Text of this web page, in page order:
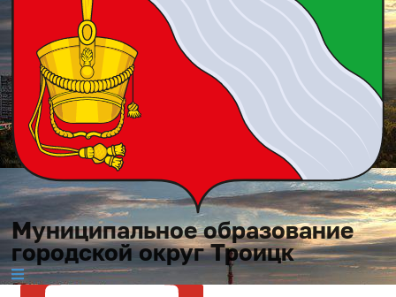
Муниципальное образование
городской округ Троицк